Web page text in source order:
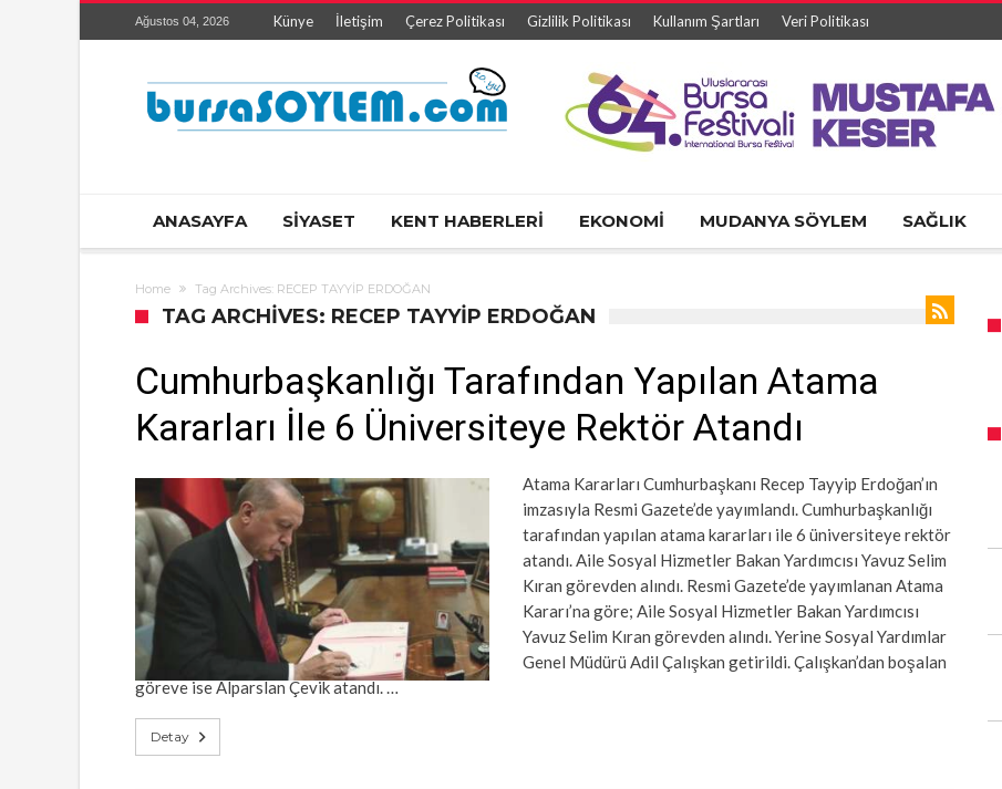
Ağustos 04, 2026 Künye İletişim Çerez Politikası Gizlilik Politikası Kullanım Şartları Veri Politikası
ANASAYFA SİYASET KENT HABERLERİ EKONOMİ MUDANYA SÖYLEM SAĞLIK
Home Tag Archives: RECEP TAYYİP ERDOĞAN
TAG ARCHIVES: RECEP TAYYİP ERDOĞAN
Cumhurbaşkanlığı Tarafından Yapılan Atama
Kararları İle 6 Üniversiteye Rektör Atandı
Atama Kararları Cumhurbaşkanı Recep Tayyip Erdoğan’ın
imzasıyla Resmi Gazete’de yayımlandı. Cumhurbaşkanlığı
tarafından yapılan atama kararları ile 6 üniversiteye rektör
atandı. Aile Sosyal Hizmetler Bakan Yardımcısı Yavuz Selim
Kıran görevden alındı. Resmi Gazete’de yayımlanan Atama
Kararı’na göre; Aile Sosyal Hizmetler Bakan Yardımcısı
Yavuz Selim Kıran görevden alındı. Yerine Sosyal Yardımlar
Genel Müdürü Adil Çalışkan getirildi. Çalışkan’dan boşalan
göreve ise Alparslan Çevik atandı. …
Detay